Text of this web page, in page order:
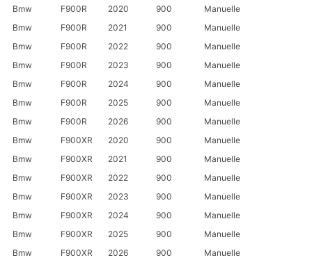
Bmw
F900R 2020 900
Manuelle
Bmw
F900R 2021 900
Manuelle
Bmw
F900R 2022 900
Manuelle
Bmw
F900R 2023 900
Manuelle
Bmw
F900R 2024 900
Manuelle
Bmw
F900R 2025 900
Manuelle
Bmw
F900R 2026 900
Manuelle
Bmw
F900XR 2020 900
Manuelle
Bmw
F900XR 2021 900
Manuelle
Bmw
F900XR 2022 900
Manuelle
Bmw
F900XR 2023 900
Manuelle
Bmw
F900XR 2024 900
Manuelle
Bmw
F900XR 2025 900
Manuelle
Bmw
F900XR 2026 900
Manuelle